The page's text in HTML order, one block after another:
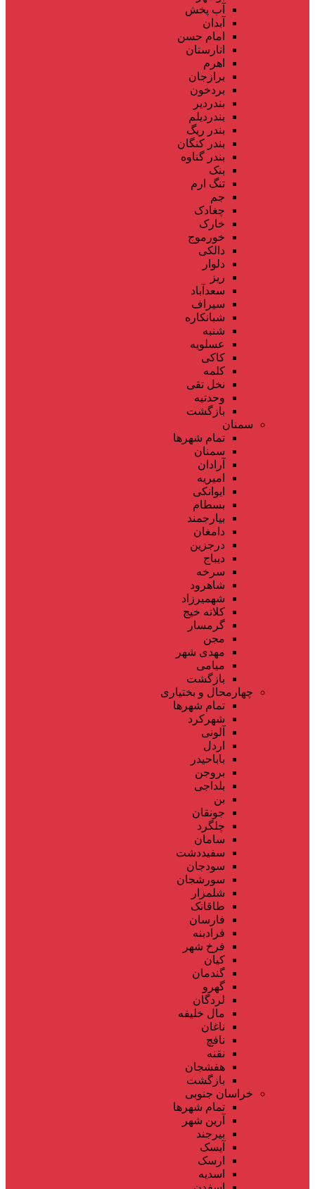
آب پخش
آبدان
امام حسن
انارستان
اهرم
برازجان
بردخون
بندردیر
بندردیلم
بندر ریگ
بندر کنگان
بندر گناوه
بنک
تنگ ارم
جم
چغادک
خارک
خورموج
دالکی
دلوار
ریز
سعدآباد
سیراف
شبانکاره
شنبه
عسلویه
کاکی
کلمه
نخل تقی
وحدتیه
بازگشت
سمنان
تمام شهر‌ها
سمنان
آرادان
امیریه
ایوانکی
بسطام
بیارجمند
دامغان
درجزین
دیباج
سرخه
شاهرود
شهمیرزاد
کلاته خیج
گرمسار
مجن
مهدی شهر
میامی
بازگشت
چهارمحال و بختیاری
تمام شهر‌ها
شهرکرد
آلونی
اردل
باباحیدر
بروجن
بلداجی
بن
جونقان
چلگرد
سامان
سفیددشت
سودجان
سورشجان
شلمزار
طاقانک
فارسان
فرادبنه
فرخ شهر
کیان
گندمان
گهرو
لردگان
مال خلیفه
ناغان
نافچ
نقنه
هفشجان
بازگشت
خراسان جنوبی
تمام شهر‌ها
آرین شهر
بیرجند
آیسک
ارسک
اسدیه